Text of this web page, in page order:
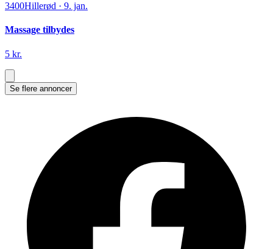
3400Hillerød · 9. jan.
Massage tilbydes
5 kr.
Se flere annoncer